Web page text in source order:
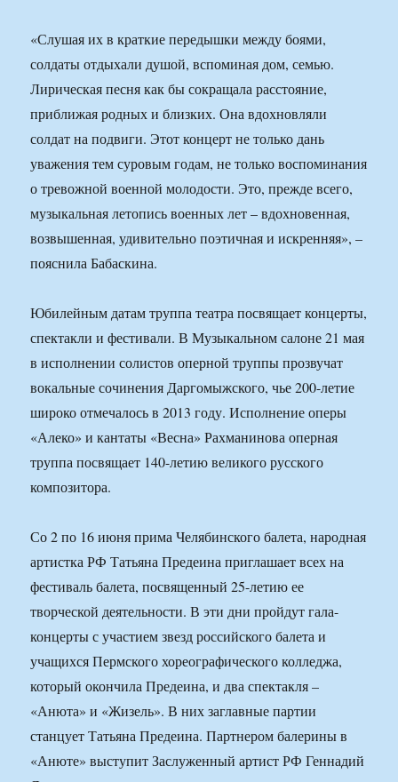
«Слушая их в краткие передышки между боями,
солдаты отдыхали душой, вспоминая дом, семью.
Лирическая песня как бы сокращала расстояние,
приближая родных и близких. Она вдохновляли
солдат на подвиги. Этот концерт не только дань
уважения тем суровым годам, не только воспоминания
о тревожной военной молодости. Это, прежде всего,
музыкальная летопись военных лет – вдохновенная,
возвышенная, удивительно поэтичная и искренняя», –
пояснила Бабаскина.
Юбилейным датам труппа театра посвящает концерты,
спектакли и фестивали. В Музыкальном салоне 21 мая
в исполнении солистов оперной труппы прозвучат
вокальные сочинения Даргомыжского, чье 200-летие
широко отмечалось в 2013 году. Исполнение оперы
«Алеко» и кантаты «Весна» Рахманинова оперная
труппа посвящает 140-летию великого русского
композитора.
Со 2 по 16 июня прима Челябинского балета, народная
артистка РФ Татьяна Предеина приглашает всех на
фестиваль балета, посвященный 25-летию ее
творческой деятельности. В эти дни пройдут гала-
концерты с участием звезд российского балета и
учащихся Пермского хореографического колледжа,
который окончила Предеина, и два спектакля –
«Анюта» и «Жизель». В них заглавные партии
станцует Татьяна Предеина. Партнером балерины в
«Анюте» выступит Заслуженный артист РФ Геннадий